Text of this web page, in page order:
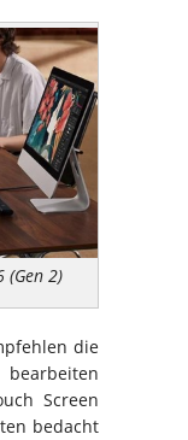
2)
die
Screen
bedacht